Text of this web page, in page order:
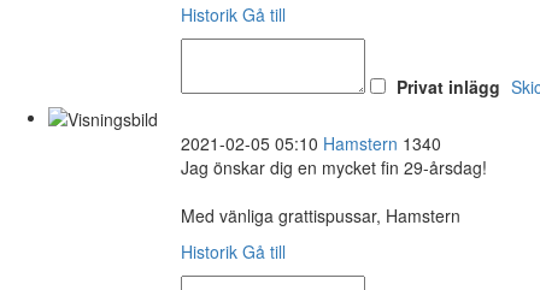
Historik Gå till
Privat inlägg
2021-02-05 05:10 Hamstern 1340
Jag önskar dig en mycket fin 29-årsdag!
Med vänliga grattispussar, Hamstern
Historik Gå till